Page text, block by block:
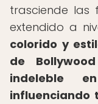
trasciende las
extendido a
colorido y
de
indeleble
influenciando